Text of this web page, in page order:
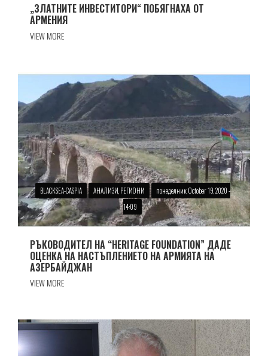
„ЗЛАТНИТЕ ИНВЕСТИТОРИ“ ПОБЯГНАХА ОТ
АРМЕНИЯ
VIEW MORE
BLACKSEA-CASPIA АНАЛИЗИ, РЕГИОНИ
понеделник, October 19, 2020 -
14:09
РЪКОВОДИТЕЛ НА “HERITAGE FOUNDATION” ДАДЕ
ОЦЕНКА НА НАСТЪПЛЕНИЕТО НА АРМИЯТА НА
АЗЕРБАЙДЖАН
VIEW MORE